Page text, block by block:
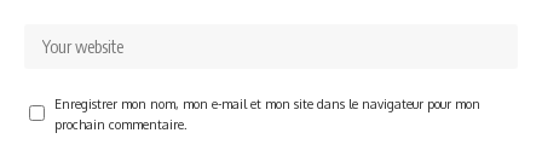
Enregistrer mon nom, mon e-mail et mon site dans le navigateur pour mon
prochain commentaire.